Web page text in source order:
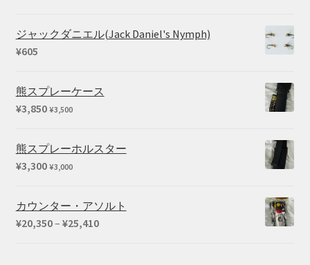
ジャックダニエル(Jack Daniel's Nymph)
¥605
熊スプレーケース
¥3,850 ¥3,500
熊スプレーホルスター
¥3,300 ¥3,000
カウンター・アソルト
¥20,350– ¥25,410価